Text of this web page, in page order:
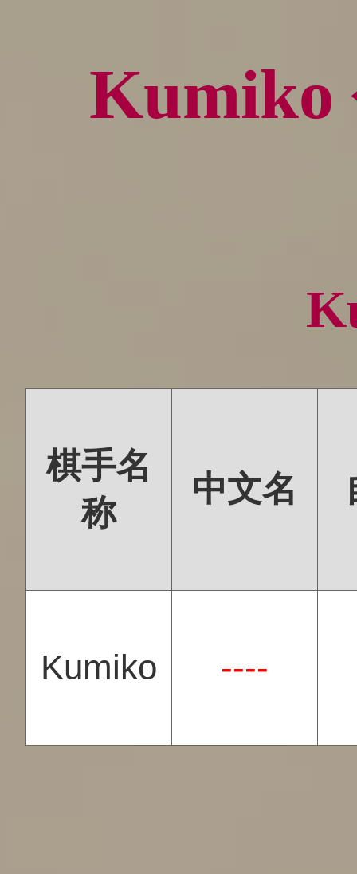
Kumiko
棋手名
称
中文名
Kumiko ----